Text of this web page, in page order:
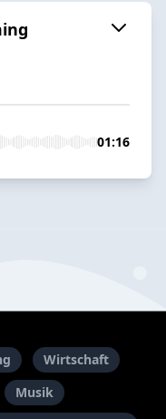
01:16
Wirtschaft
Musik